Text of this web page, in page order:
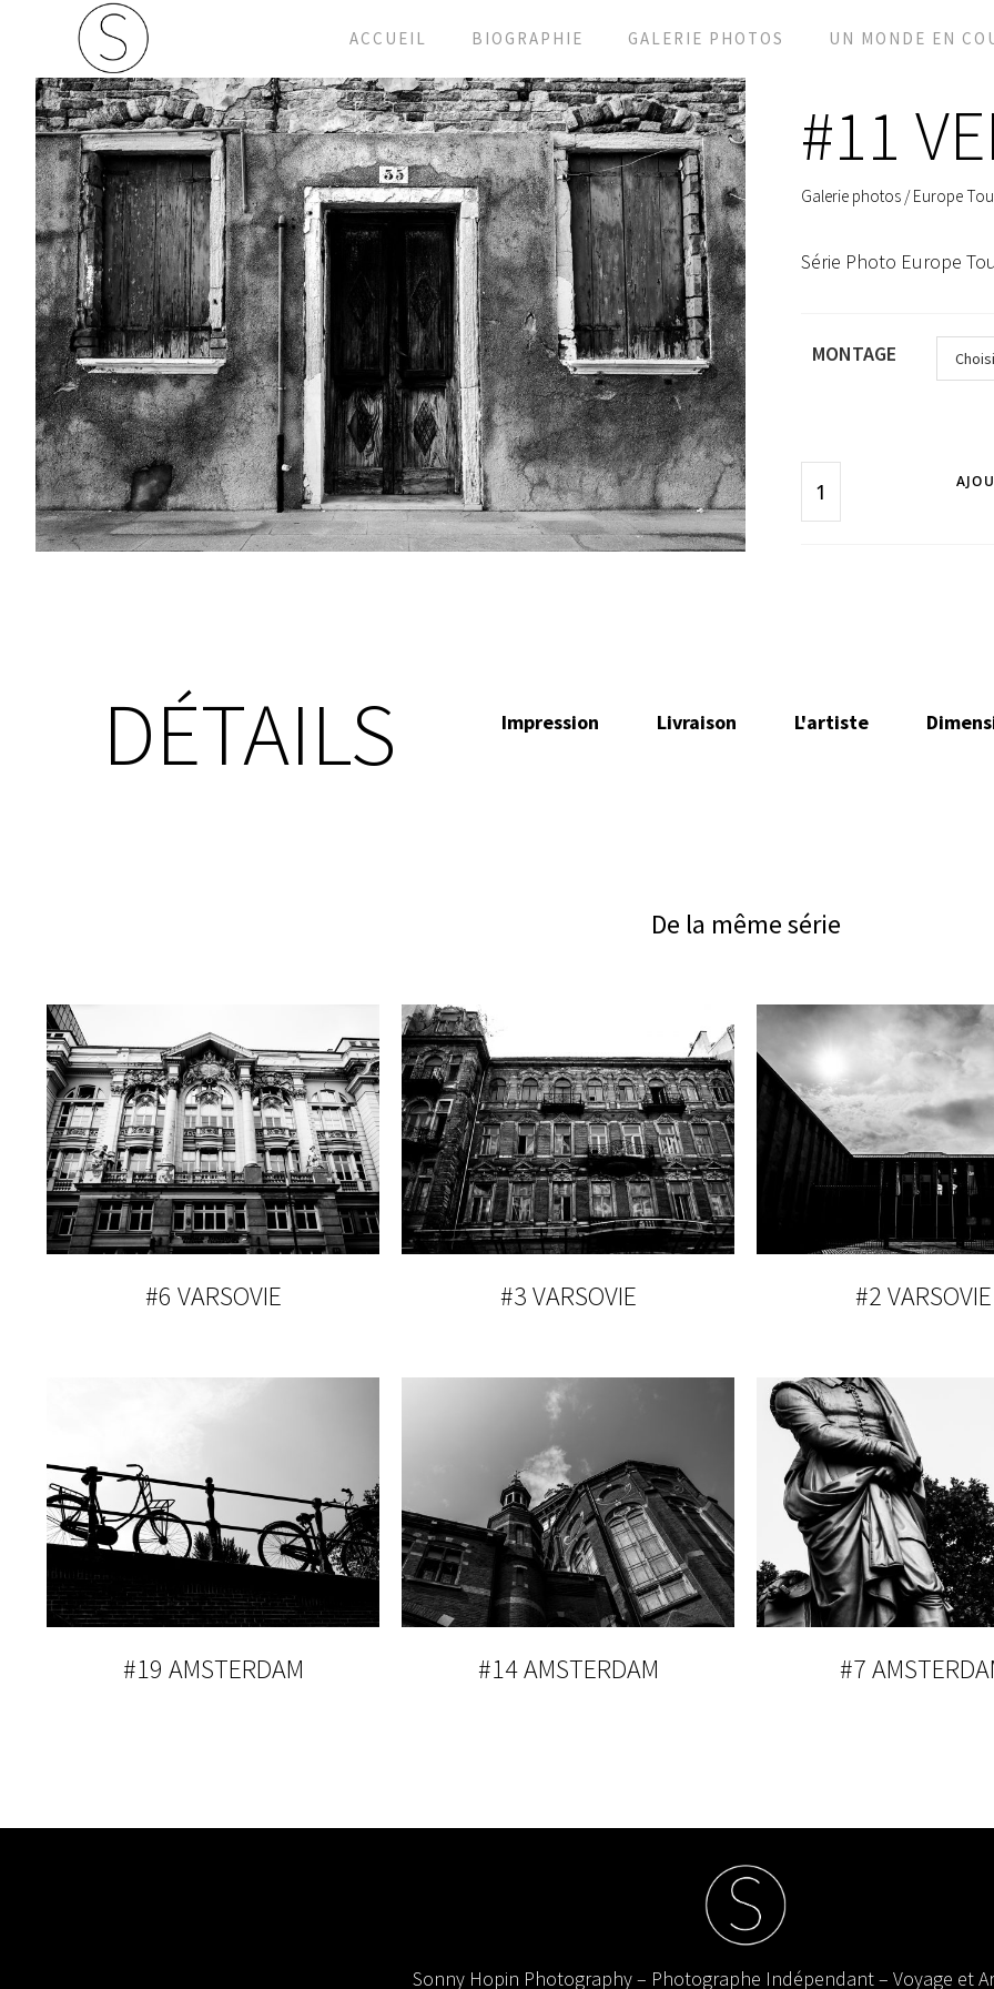
ACCUEIL BIOGRAPHIE GALERIE PHOTOS UN MONDE EN
#11
Galerie photos /Europe
Série Photo Europe
MONTAGE
DÉTAILS Impression Livraison L'artiste
De la même série
#6 VARSOVIE #3 VARSOVIE #2 VARSOVIE
#19 AMSTERDAM #14 AMSTERDAM #7
Sonny Hopin Photography – Photographe Indépendant – Voyage et